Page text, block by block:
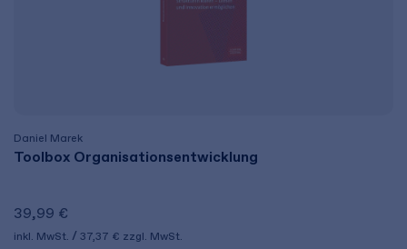
Daniel Marek
Toolbox Organisationsentwicklung
39,99 €
inkl. MwSt. 37,37 € zzgl. MwSt.